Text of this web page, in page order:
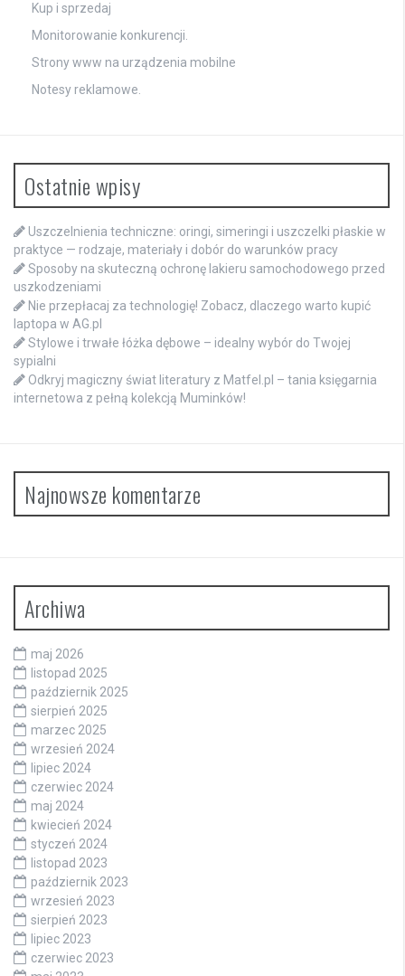
Kup i sprzedaj
Monitorowanie konkurencji.
Strony www na urządzenia mobilne
Notesy reklamowe.
Ostatnie wpisy
Uszczelnienia techniczne: oringi, simeringi i uszczelki płaskie w
praktyce — rodzaje, materiały i dobór do warunków pracy
Sposoby na skuteczną ochronę lakieru samochodowego przed
uszkodzeniami
Nie przepłacaj za technologię! Zobacz, dlaczego warto kupić
laptopa w AG.pl
Stylowe i trwałe łóżka dębowe – idealny wybór do Twojej
sypialni
Odkryj magiczny świat literatury z Matfel.pl – tania księgarnia
internetowa z pełną kolekcją Muminków!
Najnowsze komentarze
Archiwa
maj 2026
listopad 2025
październik 2025
sierpień 2025
marzec 2025
wrzesień 2024
lipiec 2024
czerwiec 2024
maj 2024
kwiecień 2024
styczeń 2024
listopad 2023
październik 2023
wrzesień 2023
sierpień 2023
lipiec 2023
czerwiec 2023